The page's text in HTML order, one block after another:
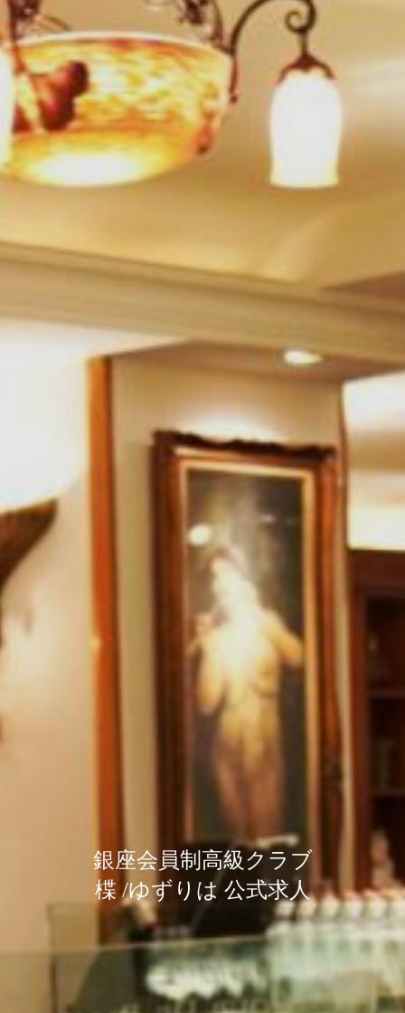
銀座会員制高級クラブ
楪 /ゆずりは 公式求人
銀座会員制高級クラブ
楪 /ゆずりは 公式求人
銀座会員制高級クラブ
楪 /ゆずりは 公式求人